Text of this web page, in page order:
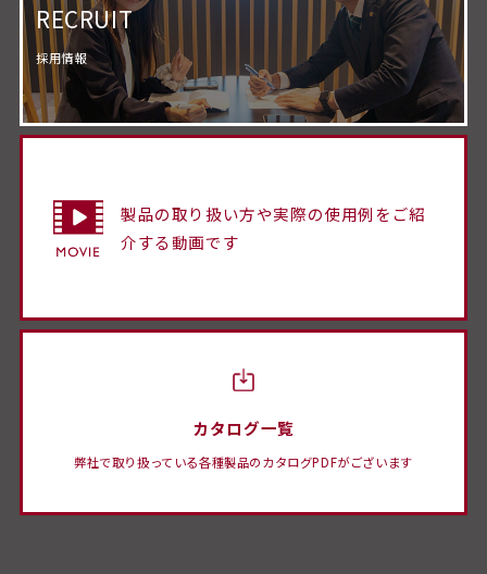
RECRUIT
採用情報
製品の取り扱い方や実際の使用例をご紹
介する動画です
カタログ一覧
弊社で取り扱っている各種製品のカタログPDFがございます